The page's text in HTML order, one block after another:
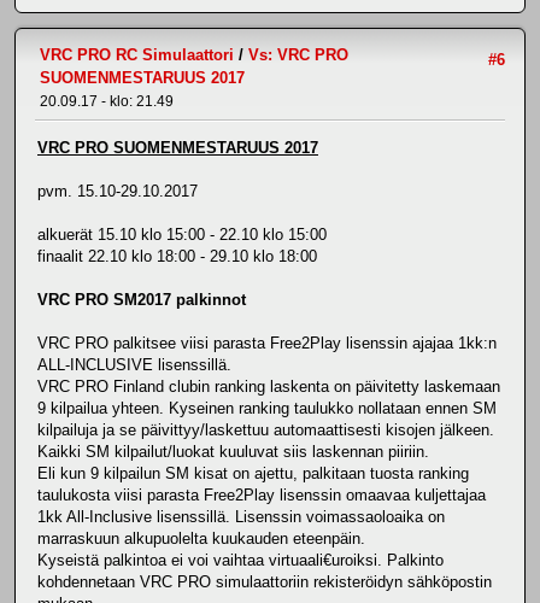
#6
VRC PRO RC Simulaattori / Vs: VRC PRO
SUOMENMESTARUUS 2017
20.09.17 - klo: 21.49
VRC PRO SUOMENMESTARUUS 2017
pvm. 15.10-29.10.2017
alkuerät 15.10 klo 15:00 - 22.10 klo 15:00
finaalit 22.10 klo 18:00 - 29.10 klo 18:00
VRC PRO SM2017 palkinnot
VRC PRO palkitsee viisi parasta Free2Play lisenssin ajajaa 1kk:n
ALL-INCLUSIVE lisenssillä.
VRC PRO Finland clubin ranking laskenta on päivitetty laskemaan
9 kilpailua yhteen. Kyseinen ranking taulukko nollataan ennen SM
kilpailuja ja se päivittyy/laskettuu automaattisesti kisojen jälkeen.
Kaikki SM kilpailut/luokat kuuluvat siis laskennan piiriin.
Eli kun 9 kilpailun SM kisat on ajettu, palkitaan tuosta ranking
taulukosta viisi parasta Free2Play lisenssin omaavaa kuljettajaa
1kk All-Inclusive lisenssillä. Lisenssin voimassaoloaika on
marraskuun alkupuolelta kuukauden eteenpäin.
Kyseistä palkintoa ei voi vaihtaa virtuaali€uroiksi. Palkinto
kohdennetaan VRC PRO simulaattoriin rekisteröidyn sähköpostin